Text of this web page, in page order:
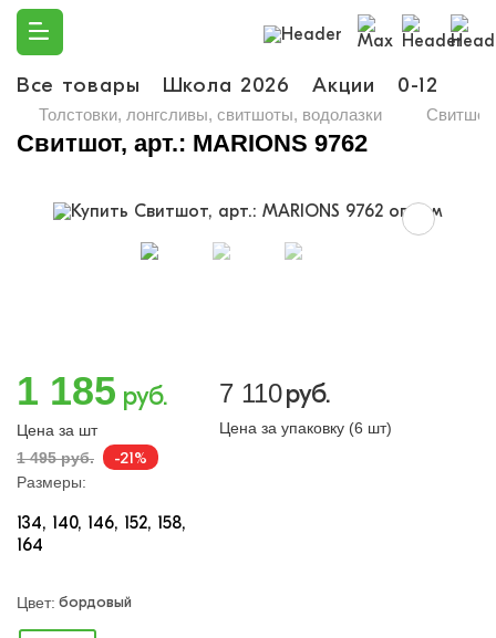
Все товары Школа 2026 Акции 0-12
Толстовки, лонгсливы, свитшоты, водолазки
Свитшот, арт.: MARIONS 9762
1 495 руб. -21%
1 185 руб.
Цена за шт
7 110руб.
Цена за упаковку (6 шт)
Размеры:
134 140 146 152 158
164
Цвет: бордовый